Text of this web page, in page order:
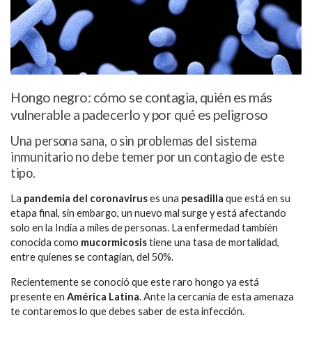
Hongo negro: cómo se contagia, quién es más
vulnerable a padecerlo y por qué es peligroso
Una persona sana, o sin problemas del sistema
inmunitario no debe temer por un contagio de este
tipo.
La pandemia del coronaviruses una pesadilla que está en su
etapa final, sin embargo, un nuevo mal surge y está afectando
solo en la India a miles de personas. La enfermedad también
conocida como mucormicosistiene una tasa de mortalidad,
entre quienes se contagian, del 50%.
Recientemente se conoció que este raro hongo ya está
presente en América Latina. Ante la cercanía de esta amenaza
te contaremos lo que debes saber de esta infección.